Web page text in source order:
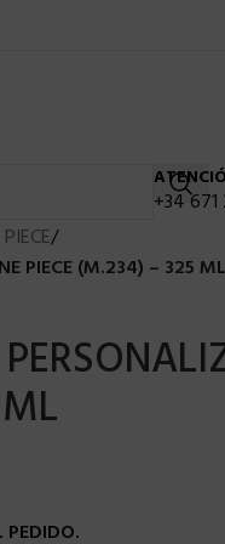
+34
/
PIECE (M.234) – 325 ML
PEDIDO.